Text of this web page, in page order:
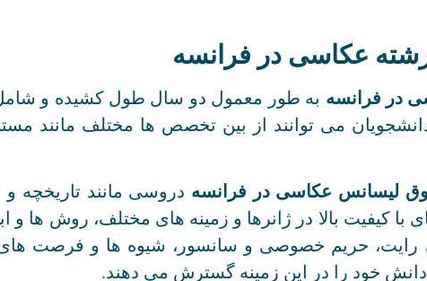
عکاسی در فرانسه
در فرانسه به طور معمول دو سال طول کشیده و
می توانند از بین تخصص ها مختلف مانند
لیسانس عکاسی در فرانسه دروسی مانند تاریخچه
کیفیت بالا در ژانرها و زمینه های مختلف، روش ها و
رایت، حریم خصوصی و سانسور، شیوه ها و فرصت
دانش خود را در این زمینه گسترش می دهند.